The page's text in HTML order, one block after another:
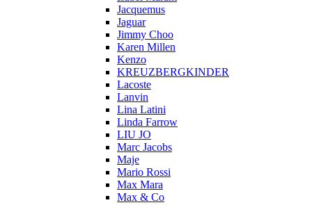
Jacquemus
Jaguar
Jimmy Choo
Karen Millen
Kenzo
KREUZBERGKINDER
Lacoste
Lanvin
Lina Latini
Linda Farrow
LIU JO
Marc Jacobs
Maje
Mario Rossi
Max Mara
Max & Co